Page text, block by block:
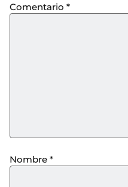
Comentario *
Nombre *